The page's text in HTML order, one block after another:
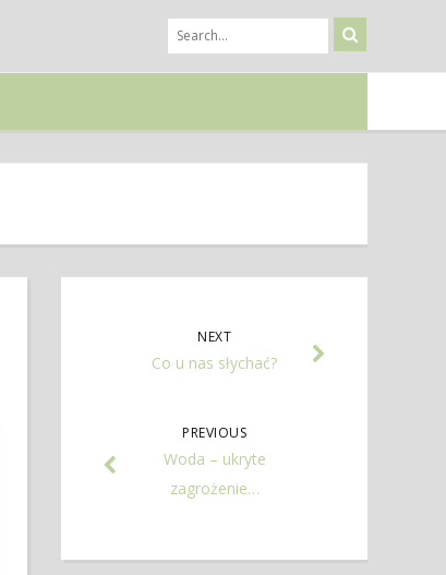
NEXT
Co u nas słychać?
PREVIOUS
Woda – ukryte
zagrożenie…